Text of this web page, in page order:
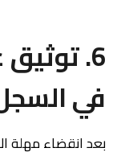
6.
في
بعد انقضاء مهلة